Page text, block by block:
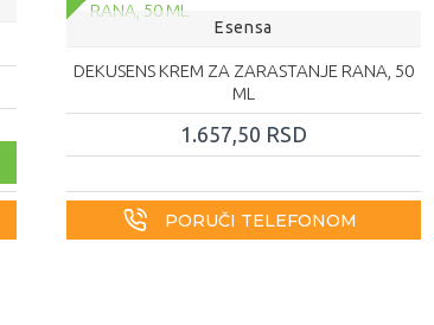
Esensa
DEKUSENS KREM ZA ZARASTANJE RANA, 50
ML
1.657,50 RSD
PORUČI TELEFONOM